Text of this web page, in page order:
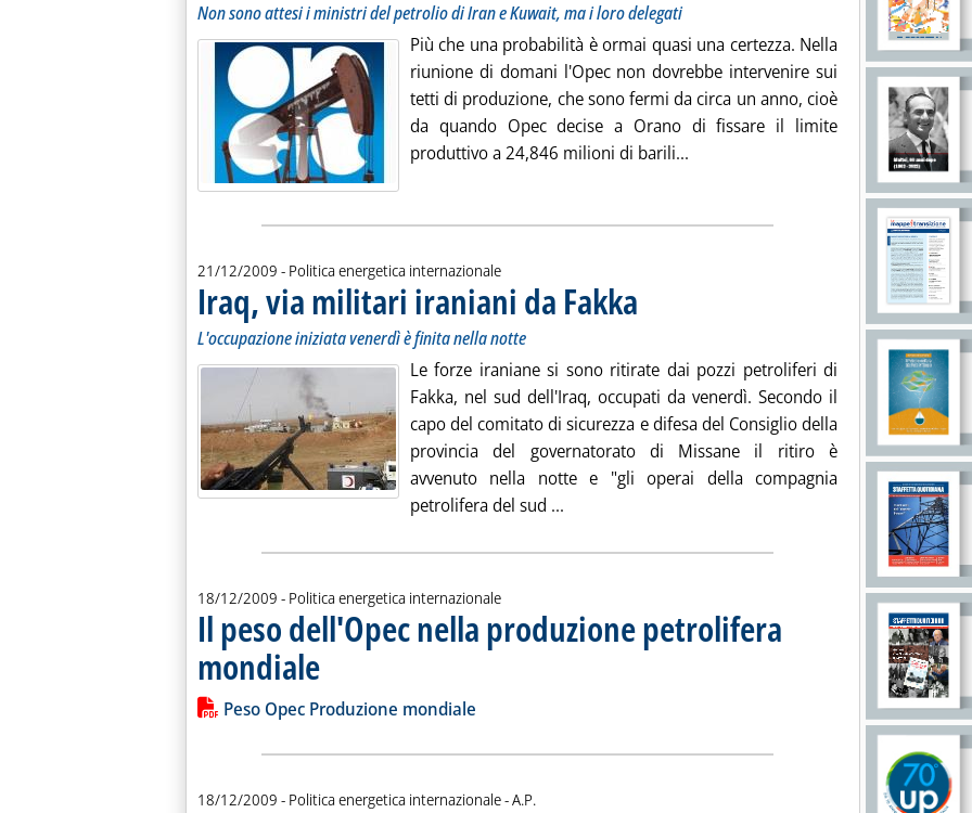
Non sono attesi i ministri del petrolio di Iran e Kuwait, ma i loro delegati
Più che una probabilità è ormai quasi una certezza. Nella
riunione di domani l'Opec non dovrebbe intervenire sui
tetti di produzione, che sono fermi da circa un anno, cioè
da quando Opec decise a Orano di fissare il limite
produttivo a 24,846 milioni di barili... Leggi tutta la notizia: 'Opec verso
21/12/2009 - Politica energetica internazionale
Iraq, via militari iraniani da Fakka
. Sottotitolo: L'occupazione iniziata venerdì è finita nella notte
. Pubblicata lunedì 21 dicembre 2009 alle 11.49.
L'occupazione iniziata venerdì è finita nella notte
Le forze iraniane si sono ritirate dai pozzi petroliferi di
Fakka, nel sud dell'Iraq, occupati da venerdì. Secondo il
capo del comitato di sicurezza e difesa del Consiglio della
provincia del governatorato di Missane il ritiro è
avvenuto nella notte e "gli operai della compagnia
petrolifera del sud ... Leggi tutta la notizia: 'Iraq, via militari iraniani da
18/12/2009 - Politica energetica internazionale
Il peso dell'Opec nella produzione petrolifera
mondiale . Pubblicata venerdì 18 dicembre 2009 alle 14.12.
Leggi tutta la notizia: 'Il peso dell'Opec nella produzione petrolifera mondiale'
Lista allegati PDF alla notizia
Peso Opec Produzione mondiale
18/12/2009 - Politica energetica internazionale -di:
A.P.